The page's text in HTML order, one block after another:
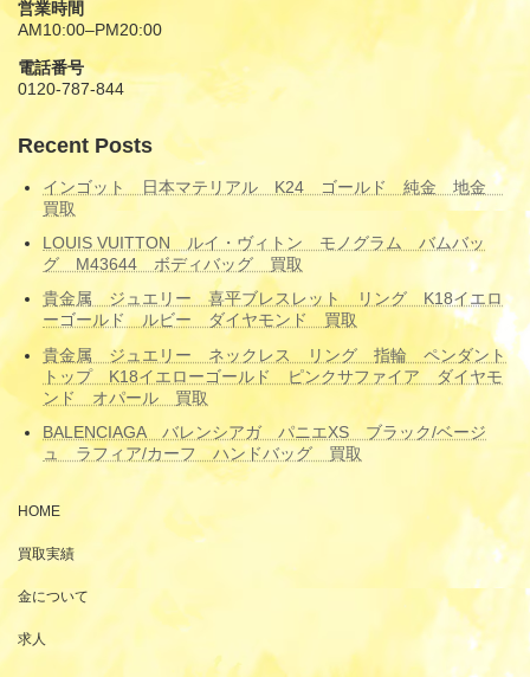
送
り
営業時間
AM10:00–PM20:00
電話番号
0120-787-844
Recent Posts
インゴット 日本マテリアル K24 ゴールド 純金 地金
買取
LOUIS VUITTON ルイ・ヴィトン モノグラム バムバッ
グ M43644 ボディバッグ 買取
貴金属 ジュエリー 喜平ブレスレット リング K18イエロ
ーゴールド ルビー ダイヤモンド 買取
貴金属 ジュエリー ネックレス リング 指輪 ペンダント
トップ K18イエローゴールド ピンクサファイア ダイヤモ
ンド オパール 買取
BALENCIAGA バレンシアガ パニエXS ブラック/ベージ
ュ ラフィア/カーフ ハンドバッグ 買取
HOME
買取実績
金について
求人